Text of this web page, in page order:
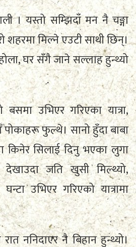
। यस्तो सम्झिदाँ मन नै चङ्गा
शहरमा मिल्ने एउटी साथी छिन्।
घर सँगै जाने सल्लाह हुन्थ्यो
बसमा उभिएर गरिएका यात्रा,
फुल्थे। सानो हुँदा बाबा
सिलाई दिनु भएका लुगा
जति खुसी मिल्थ्यो,
उभिएर गरिएको यात्रामा
ननिदाएर नै बिहान हुन्थ्यो।